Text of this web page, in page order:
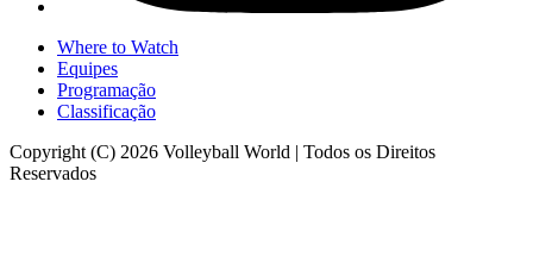
Where to Watch
Equipes
Programação
Classificação
Copyright (C) 2026 Volleyball World | Todos os Direitos
Reservados